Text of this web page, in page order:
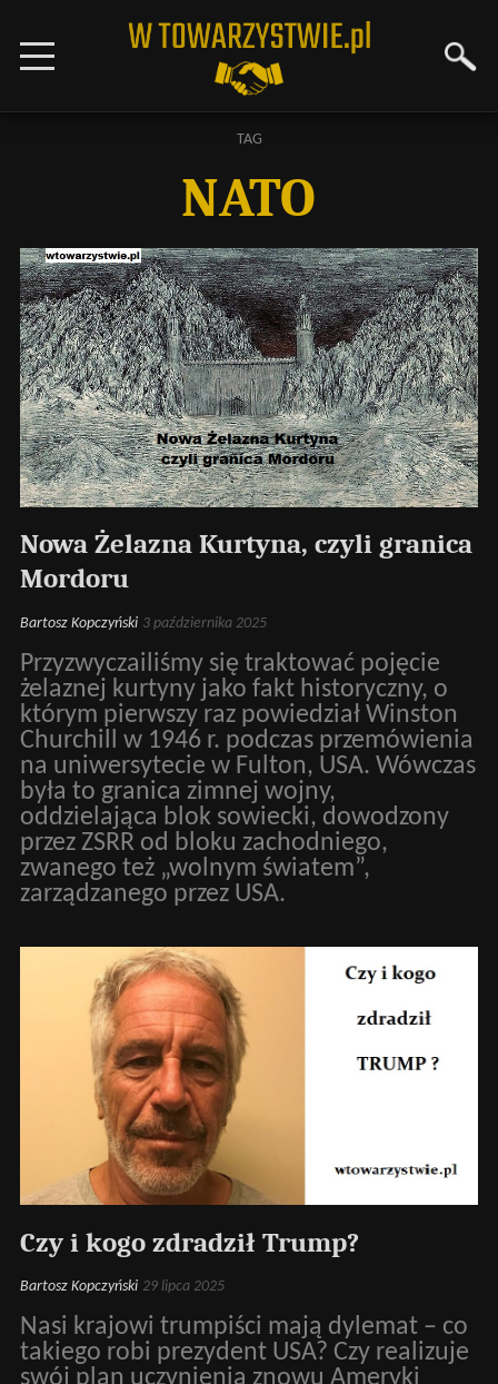
TAG
NATO
Nowa Żelazna Kurtyna, czyli granica
Mordoru
Bartosz Kopczyński 3 października 2025
Przyzwyczailiśmy się traktować pojęcie
żelaznej kurtyny jako fakt historyczny, o
którym pierwszy raz powiedział Winston
Churchill w 1946 r. podczas przemówienia
na uniwersytecie w Fulton, USA. Wówczas
była to granica zimnej wojny,
oddzielająca blok sowiecki, dowodzony
przez ZSRR od bloku zachodniego,
zwanego też „wolnym światem”,
zarządzanego przez USA.
Czy i kogo zdradził Trump?
Bartosz Kopczyński 29 lipca 2025
Nasi krajowi trumpiści mają dylemat – co
takiego robi prezydent USA? Czy realizuje
swój plan uczynienia znowu Ameryki